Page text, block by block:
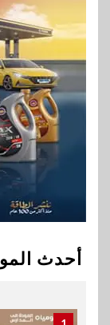
أحدث
9